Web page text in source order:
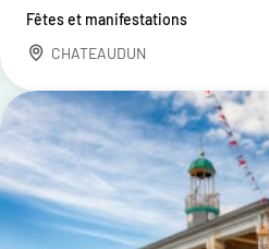
Fêtes et manifestations
CHATEAUDUN